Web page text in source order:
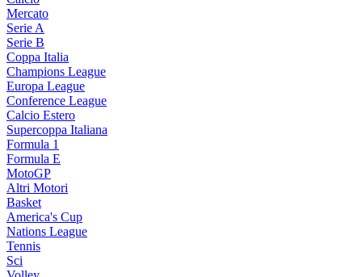
Mercato
Serie A
Serie B
Coppa Italia
Champions League
Europa League
Conference League
Calcio Estero
Supercoppa Italiana
Formula 1
Formula E
MotoGP
Altri Motori
Basket
America's Cup
Nations League
Tennis
Sci